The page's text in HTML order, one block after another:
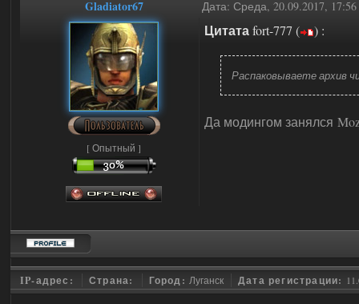
Gladiator67 Дата: Среда, 20.09.2017,
[ Опытный ]
Цитатаfort-777 ( ) :
Распаковываете архив
Да модингом занялся
IP-адрес: Страна: Город:Луганск Дата регистрации: